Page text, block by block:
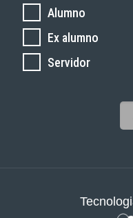
Alumno
Ex alumno
Servidor